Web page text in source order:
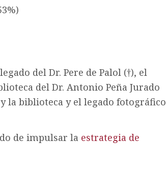
del Dr. Pere de Palol (†), el
del Dr. Antonio Peña Jurado
la biblioteca y el legado fotográfico
de impulsar la estrategia de